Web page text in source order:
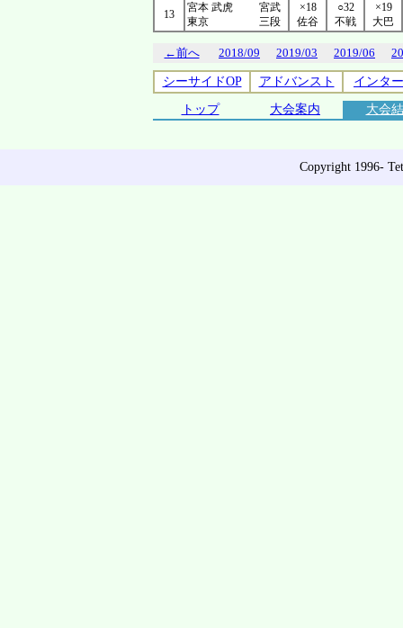
13
宮本 武虎
東京
宮武
三段
×18
佐谷
○32
不戦
×19
大巴
←前へ 2018/09 2019/03 2019/06
シーサイドOP アドバンスト インタ
トップ 大会案内 大会
Copyright 1996-